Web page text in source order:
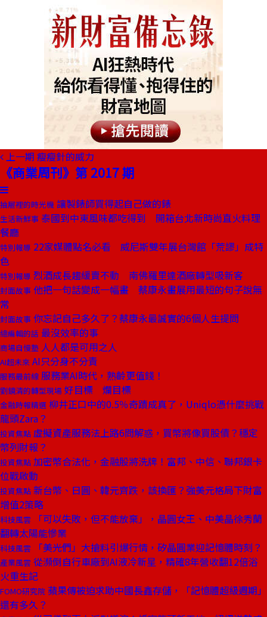
上一期 瘦瘦針的威力
《商業周刊》第 2017 期
抽屜裡的時光機 讓製錶師買得起自己做的錶
生活新鮮事 泰國到中東風味都吃得到 開箱台北新時尚直火料理
餐廳
特別報導 22家媒體點名必看 威尼斯雙年展台灣館「荒謬」成特
色
特別報導 烈酒成長趨緩賣不動 南佛羅里達酒廠轉型吸新客
封面故事 他把一句話變成一幅畫 蔡康永畫展用最短的句子說無
常
封面故事 你忘記自己多久了？蔡康永最誠實的6個人生提問
總編輯的話 最沒效率的事
商場自慢塾 人人都是可用之人
AI超未來 AI只分身不分責
服務最前線 服務業AI時代，熟齡更值錢！
劉鏡清的轉型現場 好目標 爛目標
金融時報精選 柳井正口中的0.5％奇蹟成真了，Uniqlo憑什麼挑戰
龍頭Zara？
投資焦點 虛擬資產服務法上路6問解惑，買幣將像買股債？穩定
幣列財報？
投資焦點 加密幣合法化，金融股將洗牌！富邦、中信、聯邦銀卡
位戰啟動
投資焦點 新台幣、日圓、韓元齊跌，該換匯？強美元格局下財富
增值2策略
科技風雲
「可以失敗，但不能放棄」，晶圓女王、中美晶徐秀蘭
翻轉太陽能慘業
科技風雲 「美光們」大搶料引爆行情，矽晶圓業迎記憶體時刻？
產業風雲 從瀕倒自行車廠到AI液冷新星，精確8年營收翻12倍浴
火重生記
FOMO研究院 蘋果傳被迫求助中國長鑫存儲，「記憶體超級週期」
還有多久？